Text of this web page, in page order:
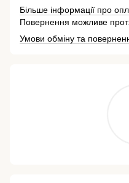
Більше інформації про
Повернення можливе
Умови обміну та